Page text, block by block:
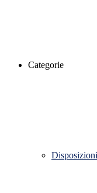
Categorie